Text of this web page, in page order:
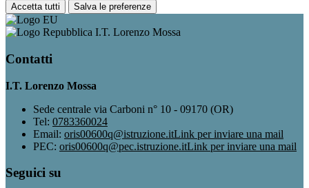
Accetta tutti Salva le preferenze
I.T. Lorenzo Mossa
Contatti
I.T. Lorenzo Mossa
Sede centrale via Carboni n° 10 - 09170 (OR)
Tel: 0783360024
Email: oris00600q@istruzione.itLink per inviare una mail
PEC: oris00600q@pec.istruzione.itLink per inviare una mail
Seguici su